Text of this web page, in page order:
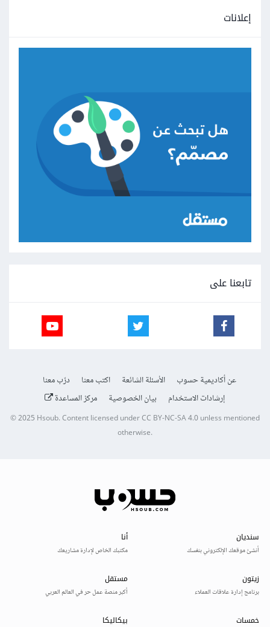
إعلانات
تابعنا على
عن أكاديمية حسوب الأسئلة الشائعة اكتب معنا
درّب معنا
إرشادات الاستخدام
بيان الخصوصية مركز المساعدة
© 2025Hsoub.Content licensed underCC BY-NC-SA 4.0unless mentioned
otherwise.